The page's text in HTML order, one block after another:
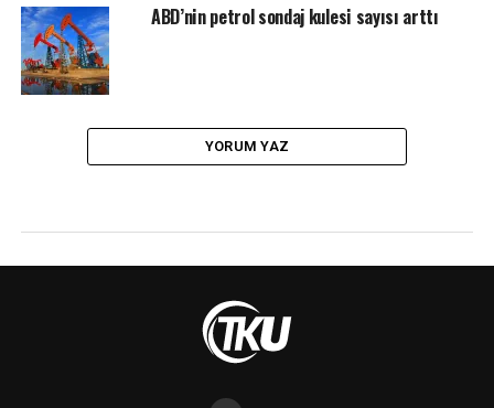
ABD’nin petrol sondaj kulesi sayısı arttı
YORUM YAZ